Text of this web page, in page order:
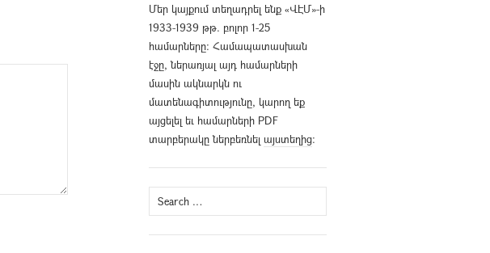
Մեր կայքում տեղադրել ենք «ՎԷՄ»-ի
1933-1939 թթ. բոլոր 1-25
համարները։ Համապատասխան
էջը, ներառյալ այդ համարների
մասին ակնարկն ու
մատենագիտությունը, կարող եք
այցելել եւ համարների PDF
տարբերակը ներբեռնել այստեղից։
Search
for: